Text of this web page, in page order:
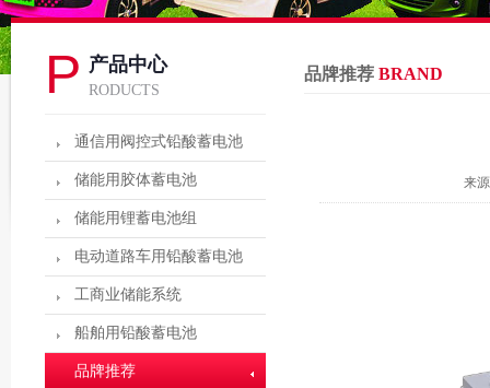
P 产品中心
RODUCTS
通信用阀控式铅酸蓄电池
储能用胶体蓄电池
储能用锂蓄电池组
电动道路车用铅酸蓄电池
工商业储能系统
船舶用铅酸蓄电池
品牌推荐
品牌推荐 BRAND
来